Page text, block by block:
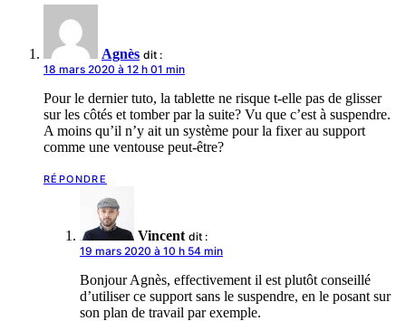
Agnès dit :
18 mars 2020 à 12 h 01 min
Pour le dernier tuto, la tablette ne risque t-elle pas de glisser
sur les côtés et tomber par la suite? Vu que c’est à suspendre.
A moins qu’il n’y ait un système pour la fixer au support
comme une ventouse peut-être?
RÉPONDRE
Vincent dit :
19 mars 2020 à 10 h 54 min
Bonjour Agnès, effectivement il est plutôt conseillé
d’utiliser ce support sans le suspendre, en le posant sur
son plan de travail par exemple.